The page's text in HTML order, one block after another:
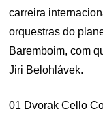
carreira
orquestras do
Baremboim, com
Jiri Belohlávek.
01 Dvorak Cello